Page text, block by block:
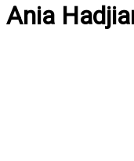
Ania